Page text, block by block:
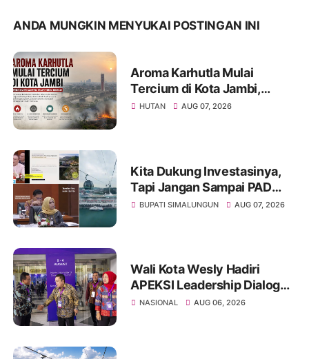
ANDA MUNGKIN MENYUKAI POSTINGAN INI
Aroma Karhutla Mulai
Tercium di Kota Jambi,
Warga Diminta Waspada
HUTAN AUG 07, 2026
Kita Dukung Investasinya,
Tapi Jangan Sampai PAD
Simalungun yang Jadi
BUPATI SIMALUNGUN AUG 07, 2026
Wali Kota Wesly Hadiri
APEKSI Leadership Dialogue
2026, Perkuat Komitmen
NASIONAL AUG 06, 2026